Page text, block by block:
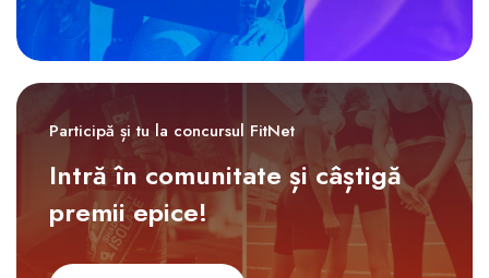
Participă și tu la concursul FitNet
Intră în comunitate și câștigă
premii epice!